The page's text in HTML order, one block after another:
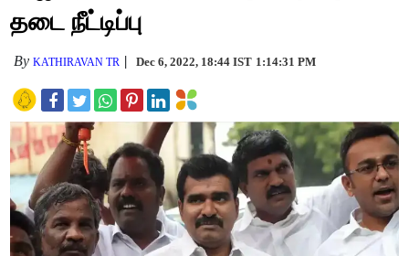
தடை நீட்டிப்பு
ByKATHIRAVAN TR Dec 6, 2022, 18:44 IST 1:14:31 PM